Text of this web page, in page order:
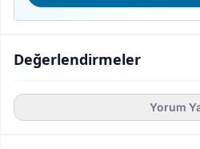
Değerlendirmeler
Yorum